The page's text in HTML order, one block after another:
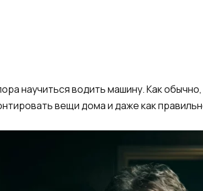
научиться водить машину. Как
вещи дома и даже как